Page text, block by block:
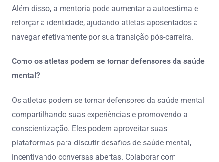
Além disso, a mentoria pode aumentar a autoestima e
reforçar a identidade, ajudando atletas aposentados a
navegar efetivamente por sua transição pós-carreira.
Como os atletas podem se tornar defensores da saúde
mental?
Os atletas podem se tornar defensores da saúde mental
compartilhando suas experiências e promovendo a
conscientização. Eles podem aproveitar suas
plataformas para discutir desafios de saúde mental,
incentivando conversas abertas. Colaborar com